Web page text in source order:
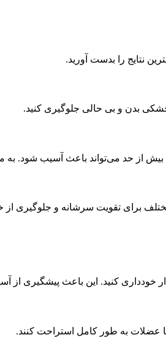
نتایج را بدست آورید.
خشکی بدن و بی حالی جلوگیری کنید.
از حد می‌تواند باعث آسیب شود. به
برای تقویت سرشانه و جلوگیری از
خودداری کنید. این باعث پیشگیری
عضلات به طور کامل استراحت کنند.